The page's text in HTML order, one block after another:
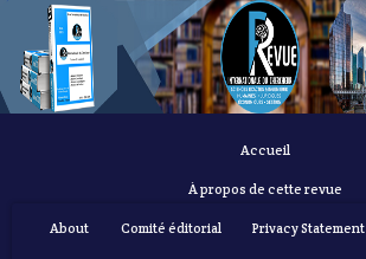
Accueil
À propos de cette revue
About Comité éditorial Privacy Statement